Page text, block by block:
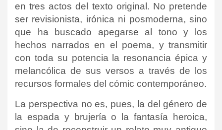
en tres actos del texto original. No pretende
ser revisionista, irónica ni posmoderna, sino
que ha buscado apegarse al tono y los
hechos narrados en el poema, y transmitir
con toda su potencia la resonancia épica y
melancólica de sus versos a través de los
recursos formales del cómic contemporáneo.
La perspectiva no es, pues, la del género de
la espada y brujería o la fantasía heroica,